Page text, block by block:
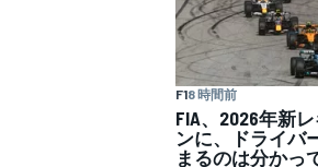
F18 時間前
FIA、2026年新
ンに、ドライバ
まるのは分かっ